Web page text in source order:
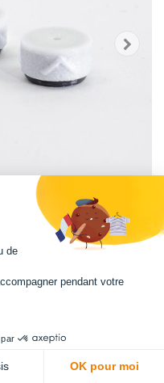
vos filaments, garantissent un
3D.
et permet un nettoyage du
de
pendant votre
OK pour moi